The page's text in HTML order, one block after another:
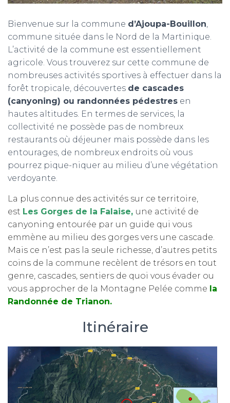
Bienvenue sur la commune d’Ajoupa-Bouillon
commune située dans le Nord de la Martinique.
L’activité de la commune est essentiellement
agricole. Vous trouverez sur cette commune de
nombreuses activités sportives à effectuer dans la
forêt tropicale, découvertes de cascades
(canyoning) ou randonnées pédestres en
hautes altitudes. En termes de services, la
collectivité ne possède pas de nombreux
restaurants où déjeuner mais possède dans les
entourages, de nombreux endroits où vous
pourrez pique-niquer au milieu d’une végétation
verdoyante.
La plus connue des activités sur ce territoire,
est Les Gorges de la Falaise, une activité de
canyoning entourée par un guide qui vous
emmène au milieu des gorges vers une cascade.
Mais ce n’est pas la seule richesse, d’autres petits
coins de la commune recèlent de trésors en tout
genre, cascades, sentiers de quoi vous évader ou
vous approcher de la Montagne Pelée comme la
Randonnée de Trianon.
Itinéraire